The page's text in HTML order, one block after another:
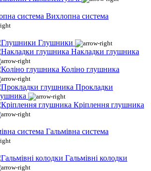
Вихлопна система
Глушники
Накладки глушника
Коліно глушника
Прокладки
Кріплення глушника
Гальмівна система
Гальмівні колодки